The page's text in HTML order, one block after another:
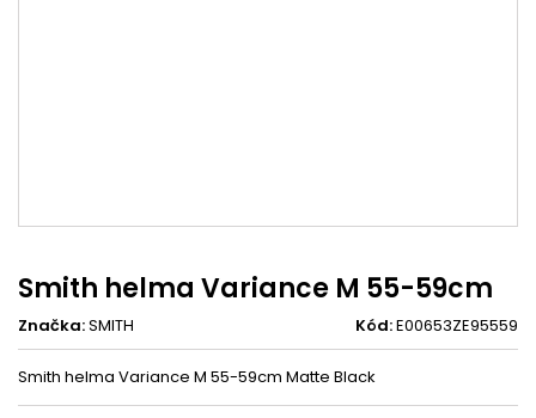
Smith helma Variance M 55-59cm
Značka:SMITH Kód:E00653ZE95559
Smith helma Variance M 55-59cm Matte Black